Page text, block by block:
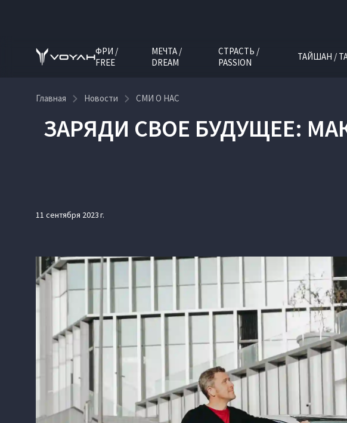
ФРИ /
FREE
МЕЧТА /
DREAM
СТРАСТЬ /
PASSION
ТАЙШАН /
Главная Новости СМИ О НАС
ЗАРЯДИ СВОЕ БУДУЩЕЕ:
11 сентября 2023 г.